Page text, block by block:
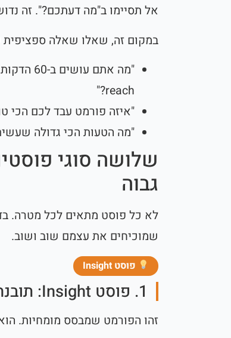
אל תסיימו ב"מה דעתכם?". זה
במקום זה, שאלו שאלה
"מה אתם
reach?"
"איזה פורמט עבד לכם הכי
"מה הטעות הכי גדולה
גבוה
לא כל פוסט מתאים לכל מטרה.
שמוכיחים את עצמם שוב ושוב.
פוסט Insight
1. פוסט Insight: תובנה מקצועית
זהו הפורמט שמבסס מומחיות.